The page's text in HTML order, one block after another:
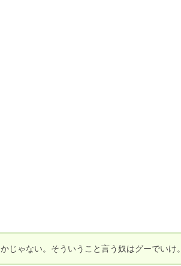
じゃない。そういうこと言う奴はグーでいけ。